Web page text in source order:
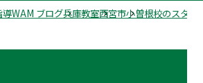
WAM ブログ兵庫教室西宮市小曽根校のスタッ